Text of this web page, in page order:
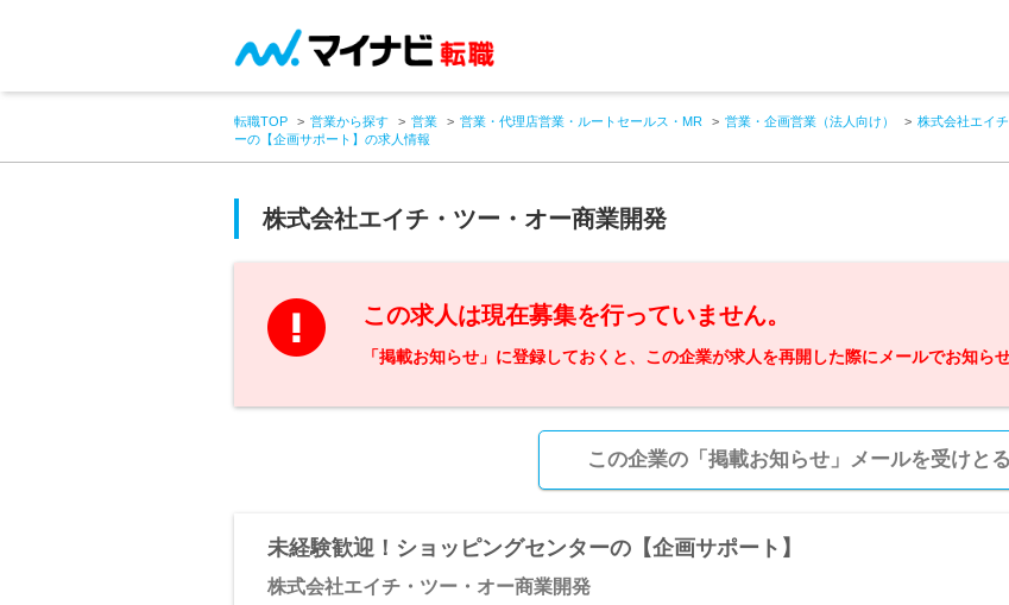
転職TOP 営業から探す 営業 営業・代理店営業・ルートセールス・MR 営業・企画営業（法人向け） 株式会社エイ
ーの【企画サポート】の求人情報
株式会社エイチ・ツー・オー商業開発
この求人は現在募集を行っていません。
「掲載お知らせ」に登録しておくと、この企業が求人を再開した際にメールでお知らせ
この企業の「掲載お知らせ」メールを受けとる
未経験歓迎！ショッピングセンターの【企画サポート】
株式会社エイチ・ツー・オー商業開発